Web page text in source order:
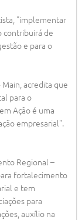
"implementar
contribuirá de
e para o
Main, acredita que
para o
Ação é uma
empresarial".
Regional –
fortalecimento
e tem
para
auxílio na